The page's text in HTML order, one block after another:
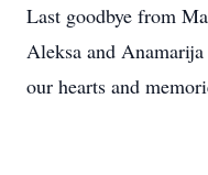
Last goodbye from
Aleksa and
our hearts and